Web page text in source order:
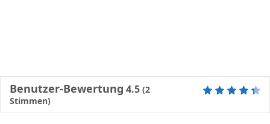
Benutzer-Bewertung 4.5 (2
Stimmen)